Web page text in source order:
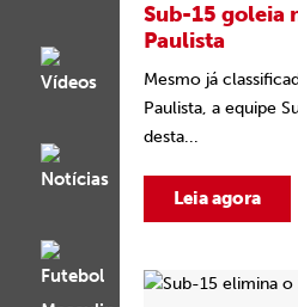
Sub-15 goleia
Paulista
Mesmo já
Paulista, a equipe
desta...
Leia agora